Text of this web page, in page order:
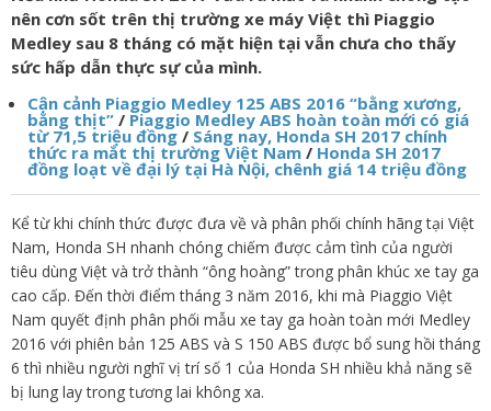
nên cơn sốt trên thị trường xe máy Việt thì Piaggio
Medley sau 8 tháng có mặt hiện tại vẫn chưa cho thấy
sức hấp dẫn thực sự của mình.
Cận cảnh Piaggio Medley 125 ABS 2016 “bằng xương,
bằng thịt” / Piaggio Medley ABS hoàn toàn mới có giá
từ 71,5 triệu đồng / Sáng nay, Honda SH 2017 chính
thức ra mắt thị trường Việt Nam / Honda SH 2017
đồng loạt về đại lý tại Hà Nội, chênh giá 14 triệu đồng
Kể từ khi chính thức được đưa về và phân phối chính hãng tại Việt
Nam, Honda SH nhanh chóng chiếm được cảm tình của người
tiêu dùng Việt và trở thành “ông hoàng” trong phân khúc xe tay ga
cao cấp. Đến thời điểm tháng 3 năm 2016, khi mà Piaggio Việt
Nam quyết định phân phối mẫu xe tay ga hoàn toàn mới Medley
2016 với phiên bản 125 ABS và S 150 ABS được bổ sung hồi tháng
6 thì nhiều người nghĩ vị trí số 1 của Honda SH nhiều khả năng sẽ
bị lung lay trong tương lai không xa.